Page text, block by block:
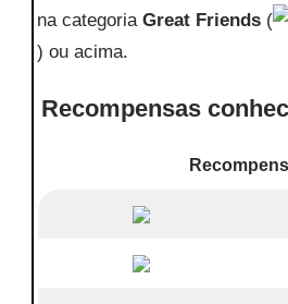
na categoriaGreat Friends (
) ou acima.
Recompensas